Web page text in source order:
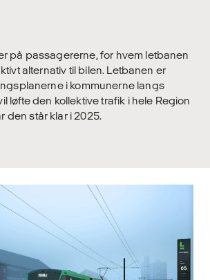
på passagererne, for hvem letbanen
alternativ til bilen. Letbanen er
i kommunerne langs
løfte den kollektive trafik i hele Region
den står klar i 2025.